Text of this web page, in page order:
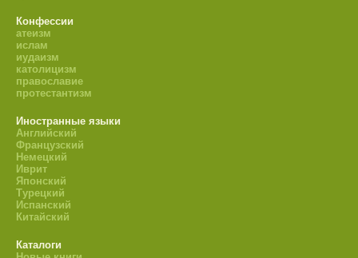
Конфессии
атеизм
ислам
иудаизм
католицизм
православие
протестантизм
Иностранные языки
Английский
Французский
Немецкий
Иврит
Японский
Турецкий
Испанский
Китайский
Каталоги